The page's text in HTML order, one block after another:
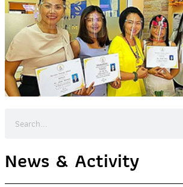
News & Activity